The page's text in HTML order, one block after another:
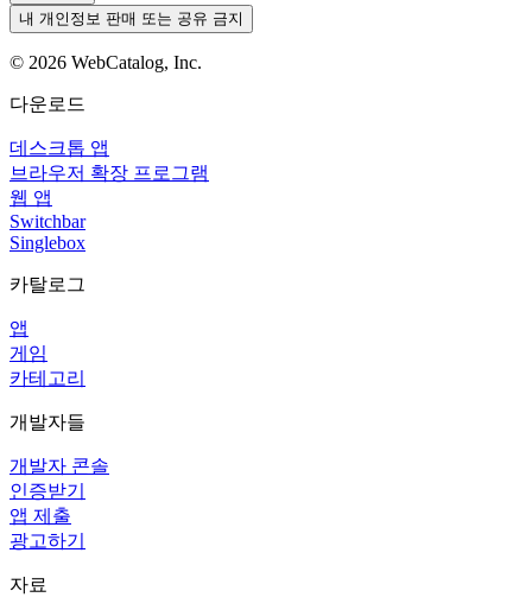
내 개인정보 판매 또는 공유 금지
© 2026 WebCatalog, Inc.
다운로드
데스크톱 앱
브라우저 확장 프로그램
웹 앱
Switchbar
Singlebox
카탈로그
앱
게임
카테고리
개발자들
개발자 콘솔
인증받기
앱 제출
광고하기
자료